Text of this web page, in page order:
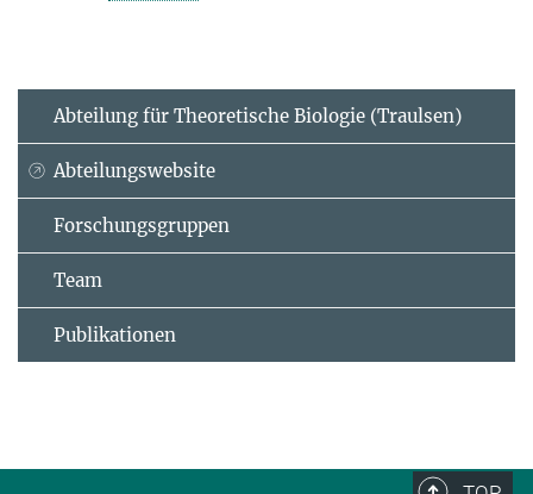
Abteilung für Theoretische Biologie (Traulsen)
Abteilungswebsite
Forschungsgruppen
Team
Publikationen